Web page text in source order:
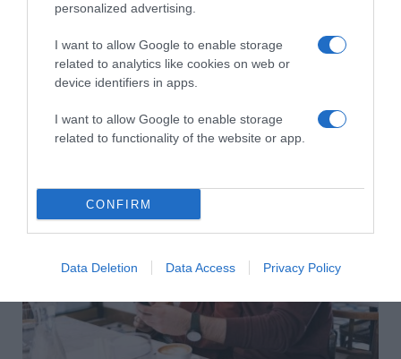
personalized advertising.
I want to allow Google to enable storage
related to analytics like cookies on web or
device identifiers in apps.
I want to allow Google to enable storage
related to functionality of the website or app.
CONFIRM
Data Deletion Data Access Privacy Policy
Mikes Anna és Krausz Gábor kitálaltak a házasságukról